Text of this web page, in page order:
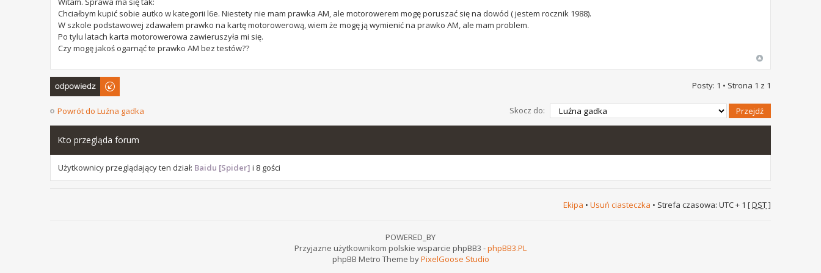
Chciałbym kupić sobie autko w kategorii l6e. Niestety nie mam prawka AM, ale motorowerem mogę poruszać się na dowód ( jestem rocznik 1988).
W szkole podstawowej zdawałem prawko na kartę motorowerową, wiem że mogę ją wymienić na prawko AM, ale mam problem.
Po tylu latach karta motorowerowa zawieruszyła mi się.
Czy mogę jakoś ogarnąć te prawko AM bez testów??
Odpowiedz
Posty: 1 • Strona 1 z 1
Powrót do Luźna gadka Skocz do:
Kto przegląda forum
Użytkownicy przeglądający ten dział: Baidu [Spider] i 8 gości
Ekipa • Usuń ciasteczka • Strefa czasowa: UTC + 1 [DST]
POWERED_BY
Przyjazne użytkownikom polskie wsparcie phpBB3 -phpBB3.PL
phpBB Metro Theme byPixelGoose Studio